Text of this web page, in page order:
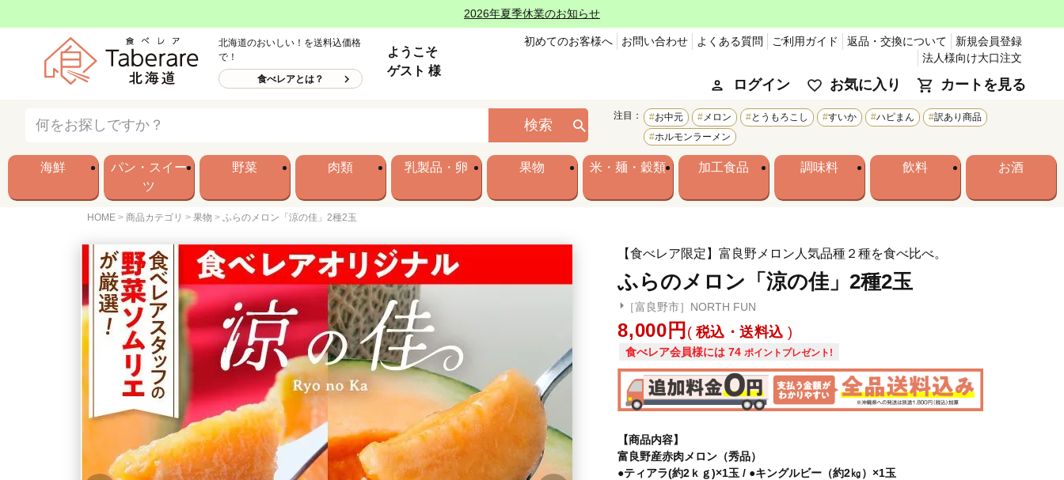
2026年夏季休業のお知らせ
北海道のおいしい！を送料込価格
で！
食べレアとは？
ようこそ
ゲスト 様
初めてのお客様へ お問い合わせ よくある質問 ご利用ガイド 返品・交換について
新規会員登録
法人様向け大口注文
ログイン お気に入り カートを見る
検索
注目： お中元 メロン とうもろこし すいか ハピまん
訳あり商品
ホルモンラーメン
海鮮
パン・スイー
ツ
野菜 肉類 乳製品・卵 果物 米・麺・穀類 加工食品 調味料 飲料 お酒
HOME 商品カテゴリ 果物 ふらのメロン「涼の佳」2種2玉
【食べレア限定】富良野メロン人気品種２種を食べ比べ。
ふらのメロン「涼の佳」2種2玉
［富良野市］NORTH FUN
8,000 税込・送料込
食べレア会員様には 74 ポイントプレゼント!
【商品内容】
富良野産赤肉メロン（秀品）
●ティアラ(約2ｋｇ)×1玉 / ●キングルビー（約2㎏）×1玉